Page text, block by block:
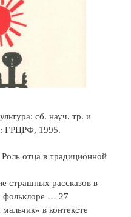
сб. науч. тр. и
ГРЦРФ, 1995.
отца в традиционной
рассказов в
фольклоре … 27
в контексте